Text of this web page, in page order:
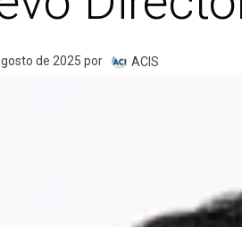
de 2025 por ACIS